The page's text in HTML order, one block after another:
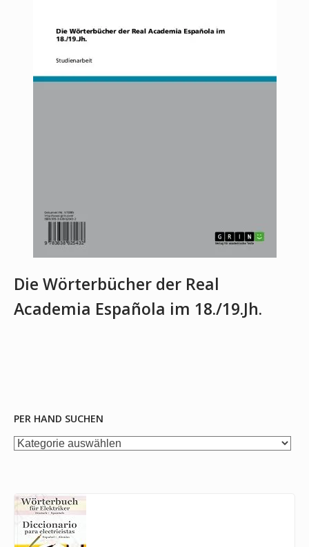
Die Wörterbücher der Real
Academia Española im 18./19.Jh.
PER HAND SUCHEN
per